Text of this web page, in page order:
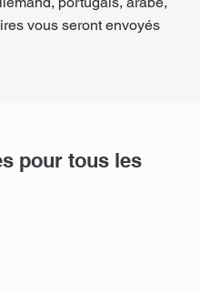
vous seront envoyés
pour tous les